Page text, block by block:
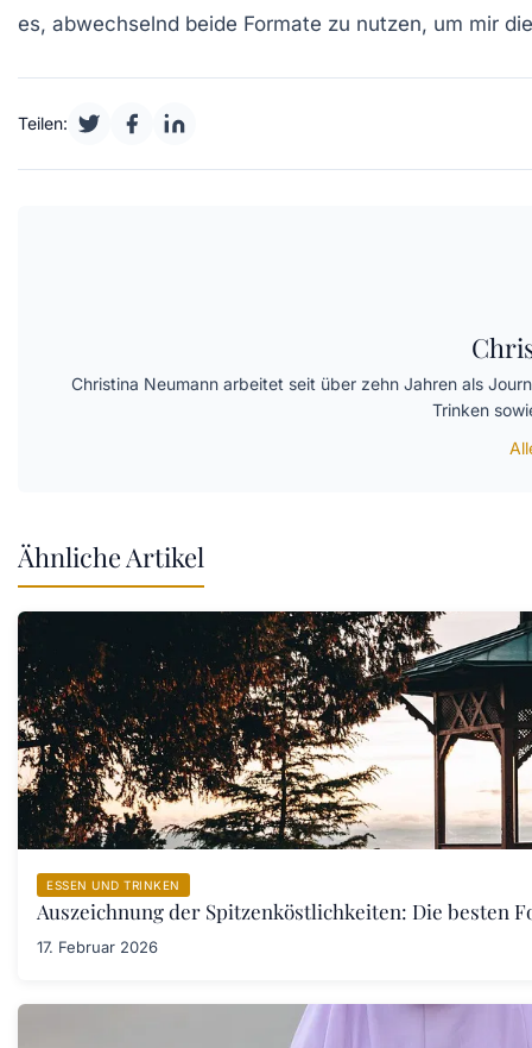
es, abwechselnd beide Formate zu nutzen, um mir
Teilen:
Christina Neumann arbeitet seit über zehn Jahren als
Trinken
Ähnliche Artikel
ESSEN UND TRINKEN
Auszeichnung der Spitzenköstlichkeiten: Die besten
17. Februar 2026